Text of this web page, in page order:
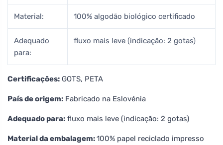
Material: 100% algodão biológico certificado
Adequado
para:
fluxo mais leve (indicação: 2 gotas)
Certificações: GOTS, PETA
País de origem: Fabricado na Eslovénia
Adequado para: fluxo mais leve (indicação: 2 gotas)
Material da embalagem:100% papel reciclado impresso